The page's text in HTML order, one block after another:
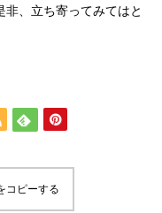
、立ち寄ってみてはと
コピーする